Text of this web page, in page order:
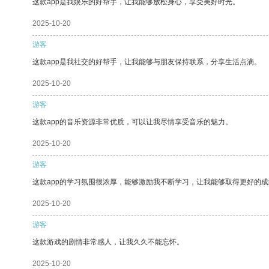
这款app是我娱乐的好帮手，让我能够放松身心，享受美好时光。
2025-10-20
游客
这款app是我社交的好帮手，让我能够与朋友保持联系，分享生活点滴。
2025-10-20
游客
这款app的音乐资源非常优质，可以让我尽情享受音乐的魅力。
2025-10-20
游客
这款app的学习氛围很浓厚，能够激励我不断学习，让我能够取得更好的
2025-10-20
游客
这款游戏的剧情非常感人，让我久久不能忘怀。
2025-10-20